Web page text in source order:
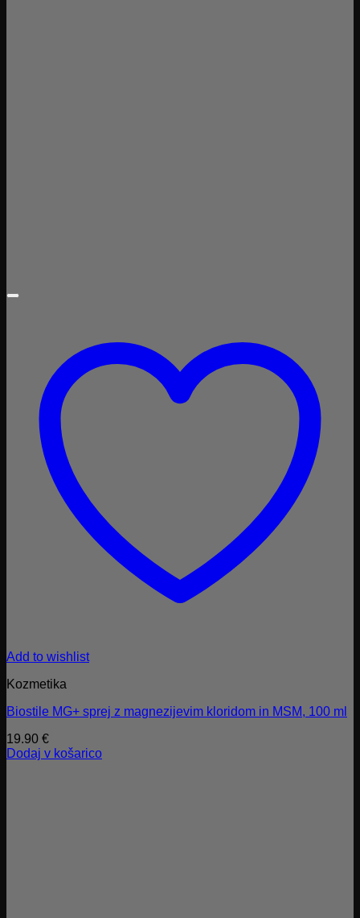
Add to wishlist
Kozmetika
Biostile MG+ sprej z magnezijevim kloridom in MSM, 100 ml
19.90 €
Dodaj v košarico